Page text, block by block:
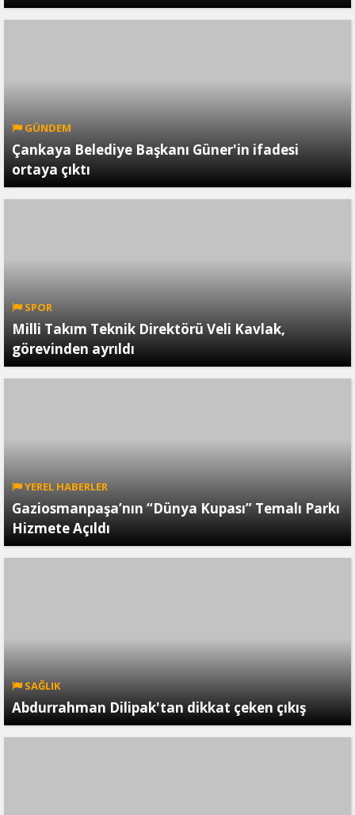
GÜNDEM
Çankaya Belediye Başkanı Güner'in ifadesi
ortaya çıktı
SPOR
Milli Takım Teknik Direktörü Veli Kavlak,
görevinden ayrıldı
YEREL HABERLER
Gaziosmanpaşa’nın “Dünya Kupası” Temalı Parkı
Hizmete Açıldı
SAĞLIK
Abdurrahman Dilipak'tan dikkat çeken çıkış